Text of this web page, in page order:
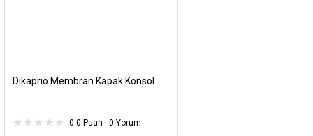
Dikaprio Membran Kapak Konsol
0.0 Puan - 0 Yorum